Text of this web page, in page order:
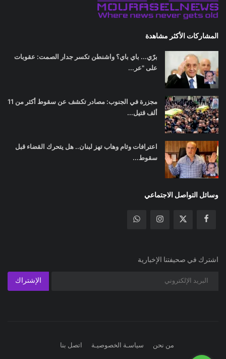
المشاركات الأكثر مشاهدة
برّي... باي باي؟ واشنطن تكسر جدار الصمت: عقوبات
على "عر...
مجزرة في الجنوب: مصادر تكشف عن سقوط أكثر من 11
ألف قتيل...
اعترافات وئام وهاب تهز لبنان.. هل يتحرك القضاء قبل
سقوط...
وسائل التواصل الاجتماعي
اشترك في صحيفتنا الإخبارية
الإشتراك
من نحن سياسـة الخصوصيـة اتصل بنا